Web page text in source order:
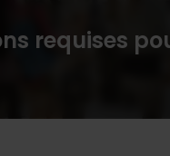
requises